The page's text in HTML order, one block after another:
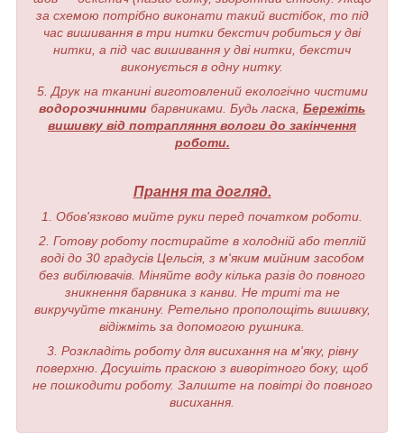
за схемою потрібно виконати такий вистібок, то під
час вишивання в три нитки бекстич робиться у дві
нитки, а під час вишивання у дві нитки, бекстич
виконується в одну нитку.
5. Друк на тканині виготовлений екологічно чистими
водорозчинними барвниками. Будь ласка, Бережіть
вишивку від потрапляння вологи до закінчення
роботи.
Прання та догляд.
1. Обов'язково мийте руки перед початком роботи.
2. Готову роботу постирайте в холодній або теплій
воді до 30 градусів Цельсія, з м'яким мийним засобом
без вибілювачів. Міняйте воду кілька разів до повного
зникнення барвника з канви. Не триті та не
викручуйте тканину. Ретельно прополощіть вишивку,
відіжміть за допомогою рушника.
3. Розкладіть роботу для висихання на м'яку, рівну
поверхню. Досушіть праскою з виворітного боку, щоб
не пошкодити роботу. Залиште на повітрі до повного
висихання.